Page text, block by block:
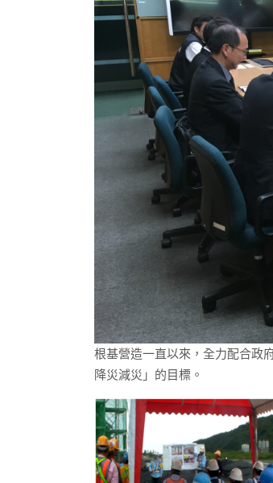
根基營造一直以來，全力配合政
降災減災」的目標。